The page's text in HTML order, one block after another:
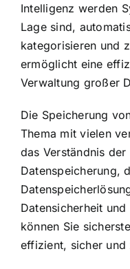
Intelligenz werden
Lage sind,
kategorisieren und
ermöglicht eine
Verwaltung großer
Die Speicherung
Thema mit vielen
das Verständnis
Datenspeicherung,
Datensicherheit
können Sie
effizient, sicher und